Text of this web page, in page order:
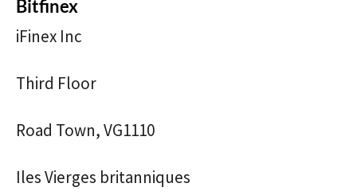
Bitfinex
iFinex Inc
Third Floor
Road Town, VG1110
Iles Vierges britanniques